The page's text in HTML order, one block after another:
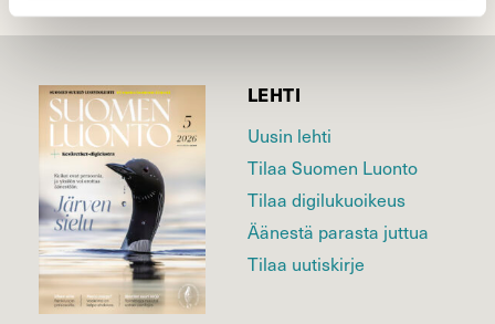
LEHTI
Uusin lehti
Tilaa Suomen Luonto
Tilaa digilukuoikeus
Äänestä parasta juttua
Tilaa uutiskirje